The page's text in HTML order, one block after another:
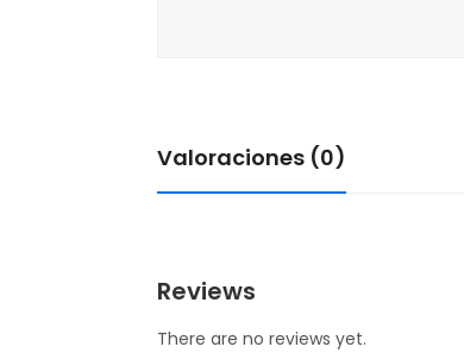
Valoraciones (0)
Reviews
There are no reviews yet.